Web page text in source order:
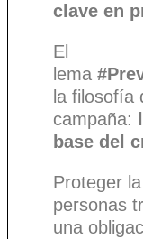
clave en
El
lema
la filosofía
campaña:
base del
Proteger
personas
una